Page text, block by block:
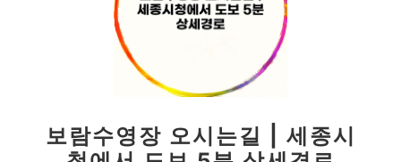
보람수영장 오시는길 | 세종시